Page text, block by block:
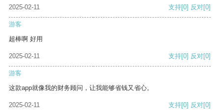
2025-02-11 支持[0] 反对[0]
游客
超棒啊 好用
2025-02-11 支持[0] 反对[0]
游客
这款app就像我的财务顾问，让我能够省钱又省心。
2025-02-11 支持[0] 反对[0]